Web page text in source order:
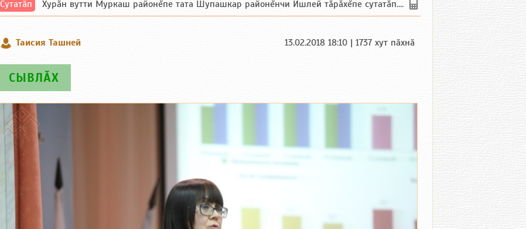
Сутатӑп Хурăн вутти Муркаш районĕпе тата Шупашкар районĕнчи Ишлей тăрăхĕпе сутатăп. Ха...
Таисия Ташней 13.02.2018 18:10 | 1737 хут пӑхнӑ
СЫВЛӐХ